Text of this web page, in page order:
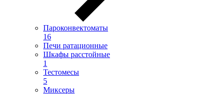
Пароконвектоматы
16
Печи ратационные
Шкафы расстойные
1
Тестомесы
5
Миксеры